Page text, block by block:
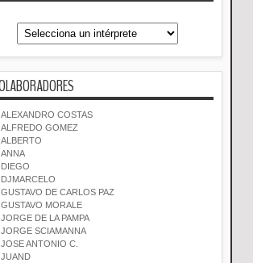
ALEXANDRO COSTAS
ALFREDO GOMEZ
ALBERTO
ANNA
DIEGO
DJMARCELO
GUSTAVO DE CARLOS PAZ
GUSTAVO MORALE
JORGE DE LA PAMPA
JORGE SCIAMANNA
JOSE ANTONIO C.
JUAND